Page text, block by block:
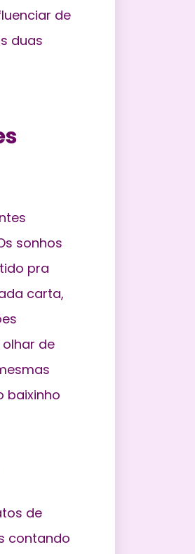
de
duas
sonhos
pra
carta,
de
baixinho
de
contando